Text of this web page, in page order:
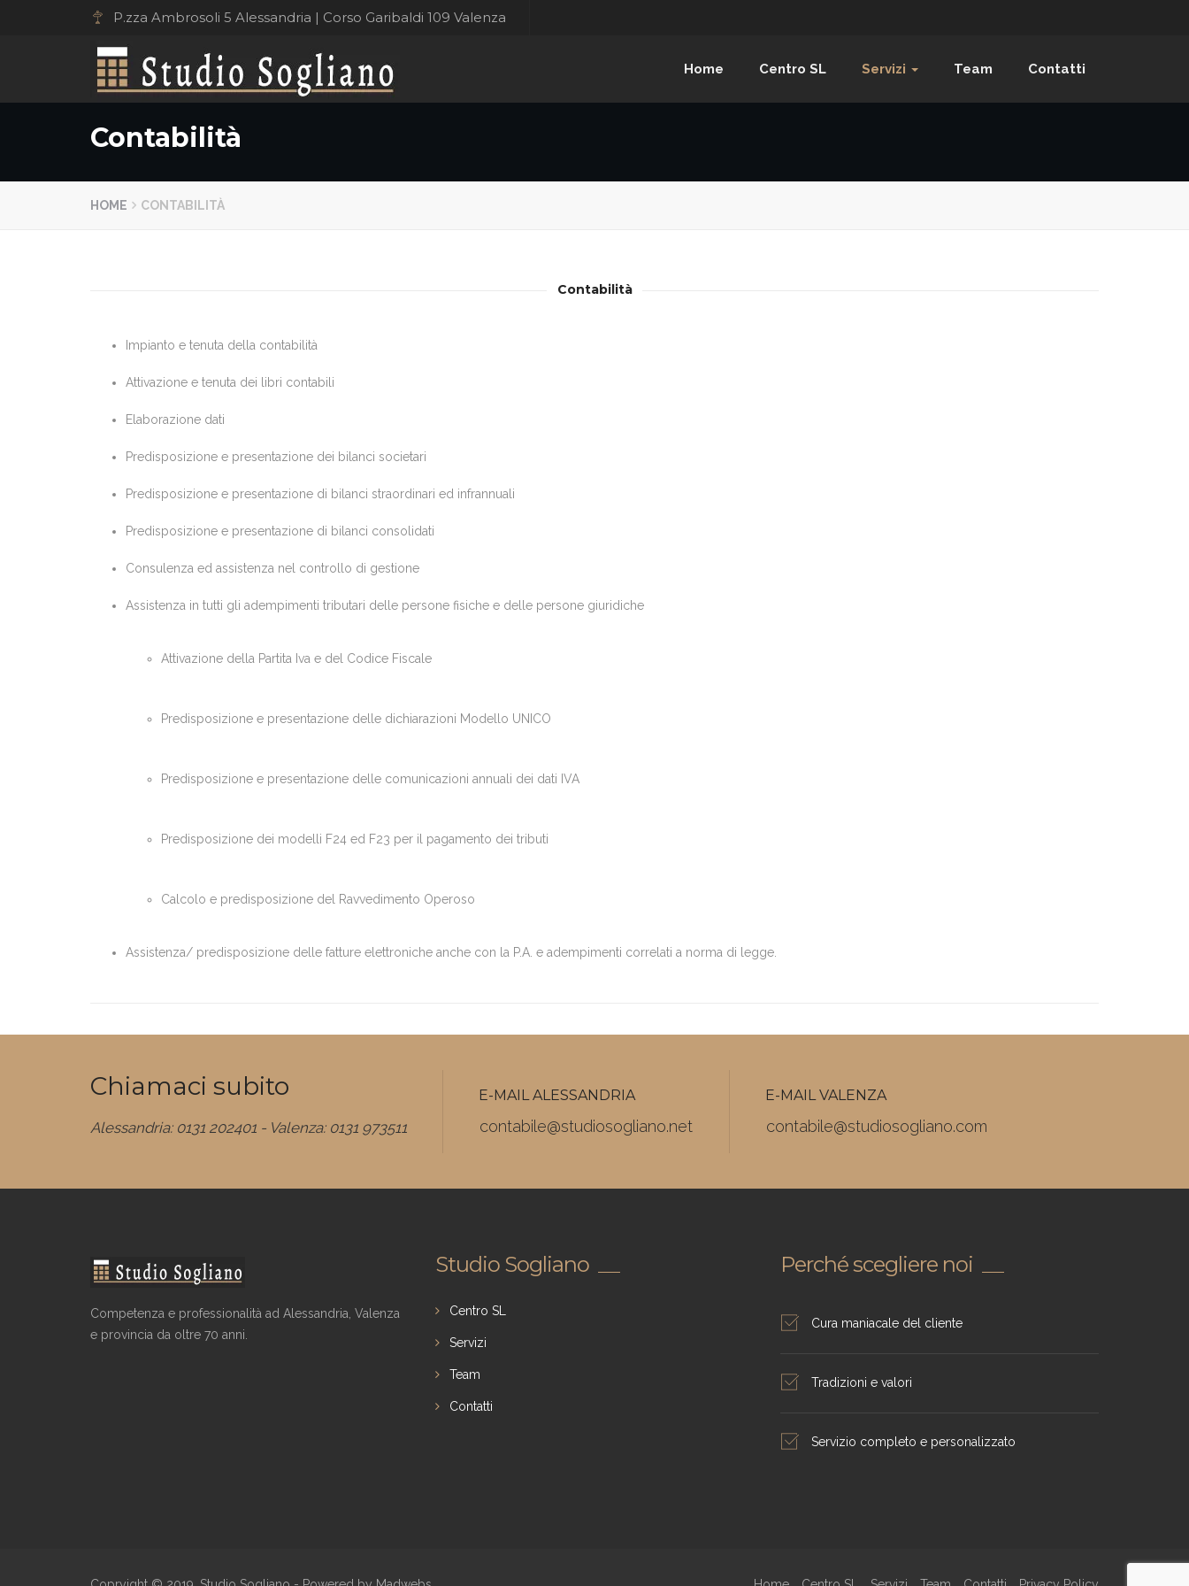
P.zza Ambrosoli 5 Alessandria | Corso Garibaldi 109 Valenza
Studio Sogliano Home Centro SL Servizi Team Contatti
Contabilità
HOME CONTABILITÀ
Contabilità
Impianto e tenuta della contabilità
Attivazione e tenuta dei libri contabili
Elaborazione dati
Predisposizione e presentazione dei bilanci societari
Predisposizione e presentazione di bilanci straordinari ed infrannuali
Predisposizione e presentazione di bilanci consolidati
Consulenza ed assistenza nel controllo di gestione
Assistenza in tutti gli adempimenti tributari delle persone fisiche e delle persone giuridiche
Attivazione della Partita Iva e del Codice Fiscale
Predisposizione e presentazione delle dichiarazioni Modello UNICO
Predisposizione e presentazione delle comunicazioni annuali dei dati IVA
Predisposizione dei modelli F24 ed F23 per il pagamento dei tributi
Calcolo e predisposizione del Ravvedimento Operoso
Assistenza/ predisposizione delle fatture elettroniche anche con la P.A. e adempimenti correlati a norma di legge.
Chiamaci subito
Alessandria: 0131 202401 - Valenza: 0131 973511
E-MAIL ALESSANDRIA
contabile@studiosogliano.net
E-MAIL VALENZA
contabile@studiosogliano.com
Competenza e professionalità ad Alessandria, Valenza
e provincia da oltre 70 anni.
Studio Sogliano
Centro SL
Servizi
Team
Contatti
Perché scegliere noi
Cura maniacale del cliente
Tradizioni e valori
Servizio completo e personalizzato